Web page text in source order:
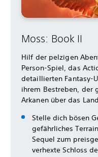
Moss: Book II
Hilf der pelzigen
Person-Spiel, das
detaillierten Fantasy-
ihrem Bestreben, der
Arkanen über das
Stelle dich bösen
gefährliches
Sequel zum
verhexte Schloss